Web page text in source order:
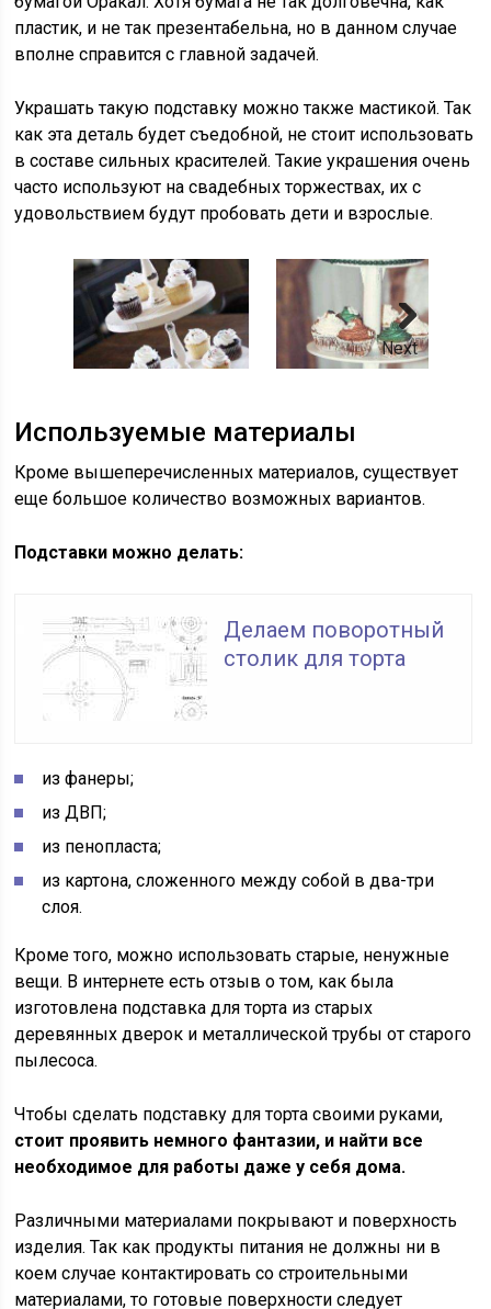
пластик, и не так презентабельна, но в данном случае
вполне справится с главной задачей.
Украшать такую подставку можно также мастикой. Так
как эта деталь будет съедобной, не стоит использовать
в составе сильных красителей. Такие украшения очень
часто используют на свадебных торжествах, их с
удовольствием будут пробовать дети и взрослые.
Next
Используемые материалы
Кроме вышеперечисленных материалов, существует
еще большое количество возможных вариантов.
Подставки можно делать:
Делаем поворотный
столик для торта
из фанеры;
из ДВП;
из пенопласта;
из картона, сложенного между собой в два-три
слоя.
Кроме того, можно использовать старые, ненужные
вещи. В интернете есть отзыв о том, как была
изготовлена подставка для торта из старых
деревянных дверок и металлической трубы от старого
пылесоса.
Чтобы сделать подставку для торта своими руками,
стоит проявить немного фантазии, и найти все
необходимое для работы даже у себя дома.
Различными материалами покрывают и поверхность
изделия. Так как продукты питания не должны ни в
коем случае контактировать со строительными
материалами, то готовые поверхности следует